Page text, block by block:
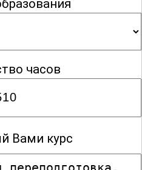
часов
Вами курс